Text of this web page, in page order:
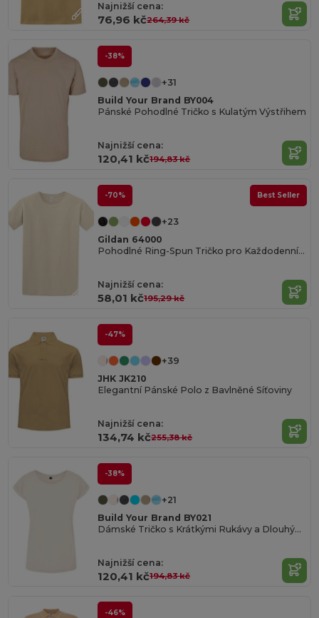
Najnižší cena:
76,96 kč264,39 kč
-38%
+31
Build Your Brand BY004
Pánské Pohodlné Tričko s Kulatým Výstřihem
Najnižší cena:
120,41 kč194,83 kč
-70% Best Seller
+23
Gildan 64000
Pohodlné Ring-Spun Tričko pro Každodenní Nošení
Najnižší cena:
58,01 kč195,29 kč
-47%
+39
JHK JK210
Elegantní Pánské Polo z Bavlněné Síťoviny
Najnižší cena:
134,74 kč255,38 kč
-38%
+21
Build Your Brand BY021
Dámské Tričko s Krátkými Rukávy a Dlouhým Střihem
Najnižší cena:
120,41 kč194,83 kč
-46%